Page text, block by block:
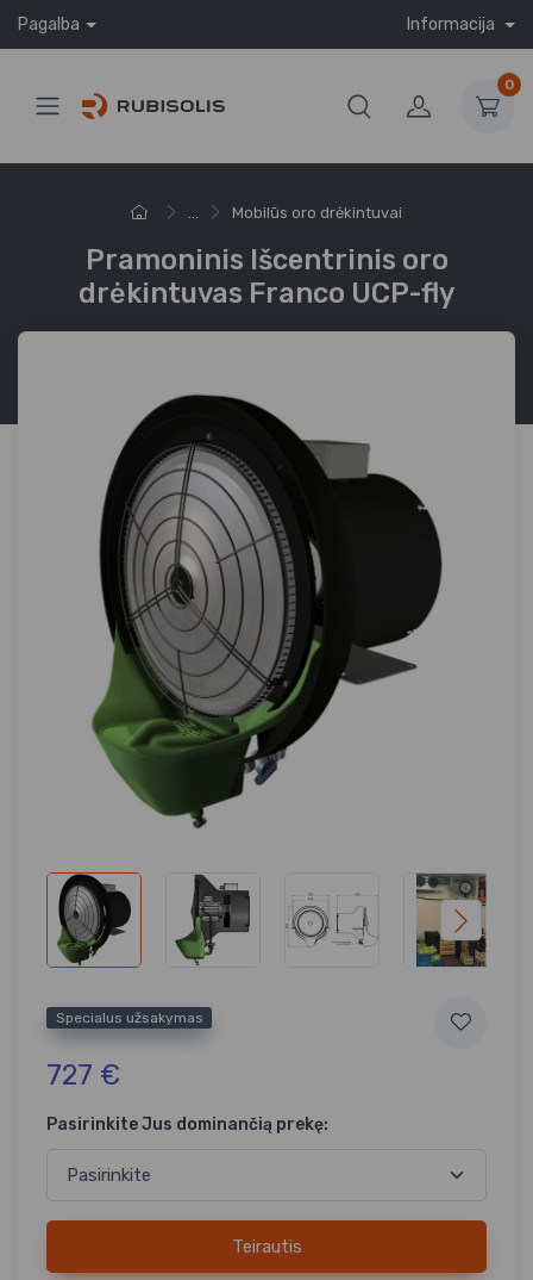
Pagalba Informacija
0
... Mobilūs oro drėkintuvai
Pramoninis Išcentrinis oro
drėkintuvas Franco UCP-fly
Specialus užsakymas
727 €
Pasirinkite Jus dominančią prekę:
Teirautis